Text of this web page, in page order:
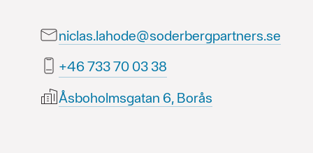
niclas.lahode@soderbergpartners.se
83 30 07 337 64+
Åsboholmsgatan 6, Borås